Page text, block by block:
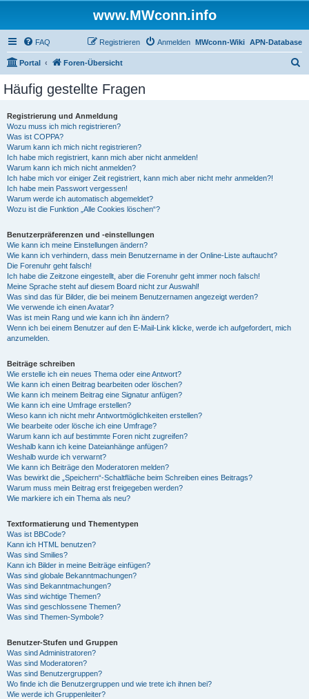
www.MWconn.info
FAQ APN-Database
MWconn-Wiki
Anmelden
Registrieren
Portal Foren-Übersicht
Häufig gestellte Fragen
Registrierung und Anmeldung
Wozu muss ich mich registrieren?
Was ist COPPA?
Warum kann ich mich nicht registrieren?
Ich habe mich registriert, kann mich aber nicht anmelden!
Warum kann ich mich nicht anmelden?
Ich habe mich vor einiger Zeit registriert, kann mich aber nicht mehr anmelden?!
Ich habe mein Passwort vergessen!
Warum werde ich automatisch abgemeldet?
Wozu ist die Funktion „Alle Cookies löschen“?
Benutzerpräferenzen und -einstellungen
Wie kann ich meine Einstellungen ändern?
Wie kann ich verhindern, dass mein Benutzername in der Online-Liste auftaucht?
Die Forenuhr geht falsch!
Ich habe die Zeitzone eingestellt, aber die Forenuhr geht immer noch falsch!
Meine Sprache steht auf diesem Board nicht zur Auswahl!
Was sind das für Bilder, die bei meinem Benutzernamen angezeigt werden?
Wie verwende ich einen Avatar?
Was ist mein Rang und wie kann ich ihn ändern?
Wenn ich bei einem Benutzer auf den E-Mail-Link klicke, werde ich aufgefordert, mich
anzumelden.
Beiträge schreiben
Wie erstelle ich ein neues Thema oder eine Antwort?
Wie kann ich einen Beitrag bearbeiten oder löschen?
Wie kann ich meinem Beitrag eine Signatur anfügen?
Wie kann ich eine Umfrage erstellen?
Wieso kann ich nicht mehr Antwortmöglichkeiten erstellen?
Wie bearbeite oder lösche ich eine Umfrage?
Warum kann ich auf bestimmte Foren nicht zugreifen?
Weshalb kann ich keine Dateianhänge anfügen?
Weshalb wurde ich verwarnt?
Wie kann ich Beiträge den Moderatoren melden?
Was bewirkt die „Speichern“-Schaltfläche beim Schreiben eines Beitrags?
Warum muss mein Beitrag erst freigegeben werden?
Wie markiere ich ein Thema als neu?
Textformatierung und Thementypen
Was ist BBCode?
Kann ich HTML benutzen?
Was sind Smilies?
Kann ich Bilder in meine Beiträge einfügen?
Was sind globale Bekanntmachungen?
Was sind Bekanntmachungen?
Was sind wichtige Themen?
Was sind geschlossene Themen?
Was sind Themen-Symbole?
Benutzer-Stufen und Gruppen
Was sind Administratoren?
Was sind Moderatoren?
Was sind Benutzergruppen?
Wo finde ich die Benutzergruppen und wie trete ich ihnen bei?
Wie werde ich Gruppenleiter?